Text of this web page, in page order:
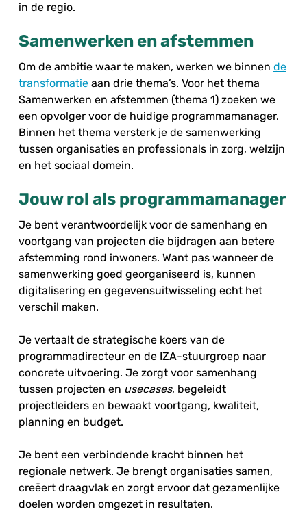
in de regio.
Samenwerken en afstemmen
Om de ambitie waar te maken, werken we binnen de
transformatie aan drie thema’s. Voor het thema
Samenwerken en afstemmen (thema 1) zoeken we
een opvolger voor de huidige programmamanager.
Binnen het thema versterk je de samenwerking
tussen organisaties en professionals in zorg, welzijn
en het sociaal domein.
Jouw rol als programmamanager
Je bent verantwoordelijk voor de samenhang en
voortgang van projecten die bijdragen aan betere
afstemming rond inwoners. Want pas wanneer de
samenwerking goed georganiseerd is, kunnen
digitalisering en gegevensuitwisseling echt het
verschil maken.
Je vertaalt de strategische koers van de
programmadirecteur en de IZA-stuurgroep naar
concrete uitvoering. Je zorgt voor samenhang
tussen projecten en usecases, begeleidt
projectleiders en bewaakt voortgang, kwaliteit,
planning en budget.
Je bent een verbindende kracht binnen het
regionale netwerk. Je brengt organisaties samen,
creëert draagvlak en zorgt ervoor dat gezamenlijke
doelen worden omgezet in resultaten.